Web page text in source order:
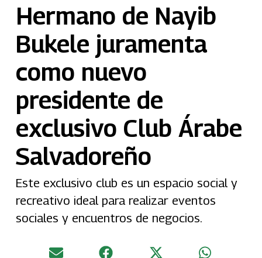
Hermano de Nayib
Bukele juramenta
como nuevo
presidente de
exclusivo Club Árabe
Salvadoreño
Este exclusivo club es un espacio social y
recreativo ideal para realizar eventos
sociales y encuentros de negocios.